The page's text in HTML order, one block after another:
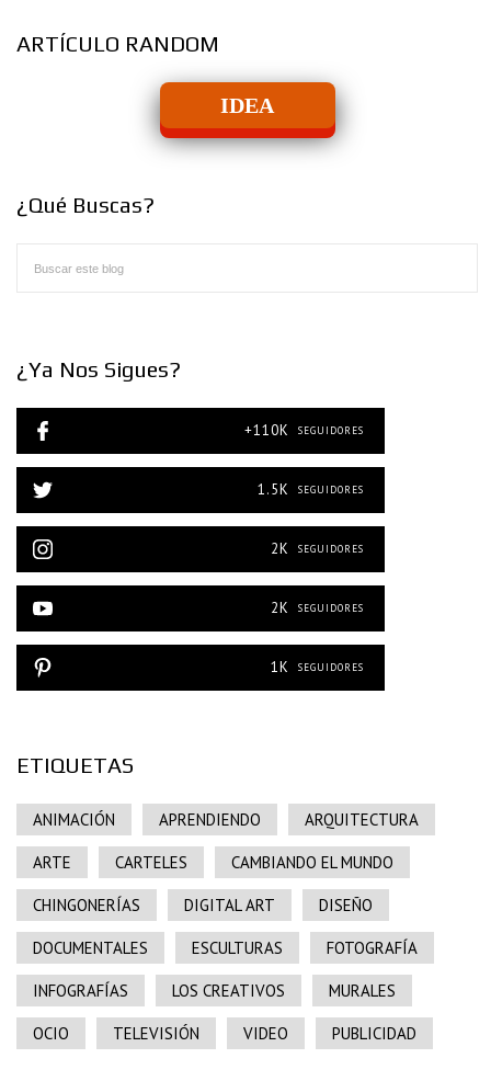
ARTÍCULO RANDOM
IDEA
¿Qué Buscas?
¿Ya Nos Sigues?
+110K SEGUIDORES
1.5K SEGUIDORES
2K SEGUIDORES
2K SEGUIDORES
1K SEGUIDORES
ETIQUETAS
ANIMACIÓN APRENDIENDO ARQUITECTURA
ARTE CARTELES CAMBIANDO EL MUNDO
CHINGONERÍAS DIGITAL ART DISEÑO
DOCUMENTALES ESCULTURAS FOTOGRAFÍA
INFOGRAFÍAS LOS CREATIVOS MURALES
OCIO TELEVISIÓN VIDEO PUBLICIDAD